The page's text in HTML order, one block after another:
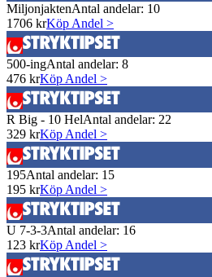
MiljonjaktenAntal andelar: 10
1706 krKöp Andel >
500-ingAntal andelar: 8
476 krKöp Andel >
R Big - 10 HelAntal andelar: 22
329 krKöp Andel >
195Antal andelar: 15
195 krKöp Andel >
U 7-3-3Antal andelar: 16
123 krKöp Andel >